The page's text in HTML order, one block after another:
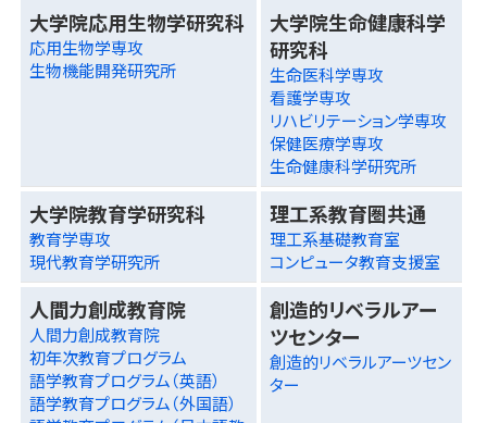
大学院応用生物学研究科
応用生物学専攻
生物機能開発研究所
大学院生命健康科学
研究科
生命医科学専攻
看護学専攻
リハビリテーション学専攻
保健医療学専攻
生命健康科学研究所
大学院教育学研究科
教育学専攻
現代教育学研究所
理工系教育圏共通
理工系基礎教育室
コンピュータ教育支援室
人間力創成教育院
人間力創成教育院
初年次教育プログラム
語学教育プログラム（英語）
語学教育プログラム（外国語）
創造的リベラルアー
ツセンター
創造的リベラルアーツセン
ター